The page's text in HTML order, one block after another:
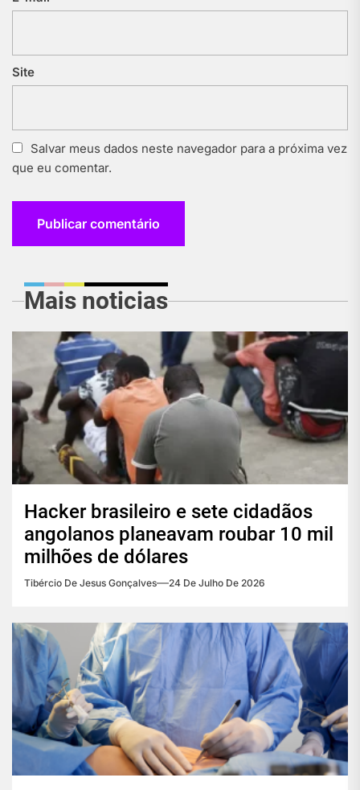
Site
Salvar meus dados neste navegador para a próxima vez
que eu comentar.
Mais noticias
Hacker brasileiro e sete cidadãos
angolanos planeavam roubar 10 mil
milhões de dólares
Tibércio De Jesus Gonçalves 24 De Julho De 2026